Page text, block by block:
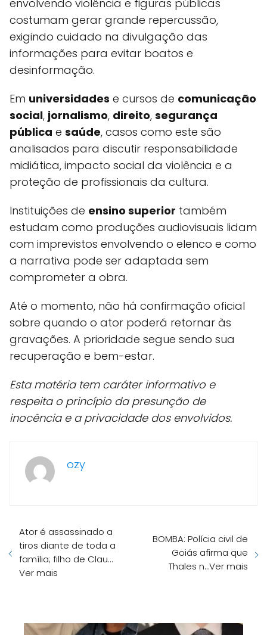
envolvendo violência e figuras públicas
costumam gerar grande repercussão,
exigindo cuidado na divulgação das
informações para evitar boatos e
desinformação.
Em universidades e cursos de comunicação
social, jornalismo, direito, segurança
pública e saúde, casos como este são
analisados para discutir responsabilidade
midiática, impacto social da violência e a
proteção de profissionais da cultura.
Instituições de ensino superior também
estudam como produções audiovisuais lidam
com imprevistos envolvendo o elenco e como
a narrativa pode ser adaptada sem
comprometer a obra.
Até o momento, não há confirmação oficial
sobre quando o ator poderá retornar às
gravações. A prioridade segue sendo sua
recuperação e bem-estar.
Esta matéria tem caráter informativo e
respeita o princípio da presunção de
inocência e a privacidade dos envolvidos.
ozy
Ator é assassinado a
tiros diante de toda a
família; filho de Clau…
Ver mais
BOMBA: Polícia civil de
Goiás afirma que
Thales n…Ver mais